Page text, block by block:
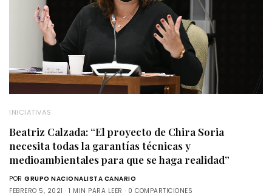
INICIATIVAS
Beatriz Calzada: “El proyecto de Chira Soria
necesita todas la garantías técnicas y
medioambientales para que se haga realidad”
POR GRUPO NACIONALISTA CANARIO
FEBRERO 5, 2021
1 MIN PARA LEER 0 COMPARTICIONES